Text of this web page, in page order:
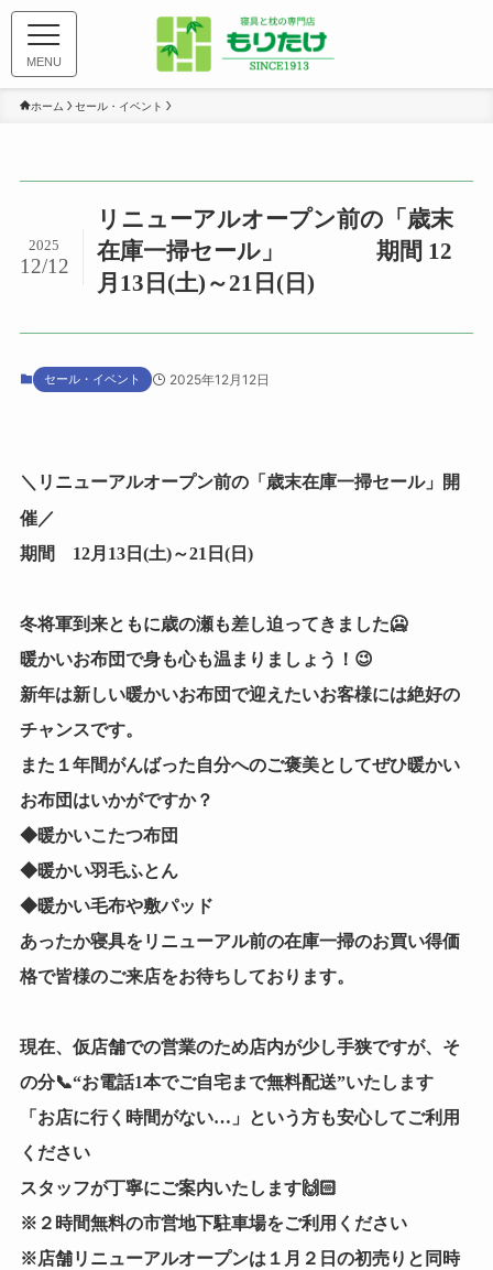
MENU
ホーム セール・イベント
リニューアルオープン前の「歳末
在庫一掃セール」 期間 12
月13日(土)～21日(日)
2025
12/12
セール・イベント 2025年12月12日
＼リニューアルオープン前の「歳末在庫一掃セール」開
催／
期間 12月13日(土)～21日(日)
冬将軍到来ともに歳の瀬も差し迫ってきました🥶
暖かいお布団で身も心も温まりましょう！😉
新年は新しい暖かいお布団で迎えたいお客様には絶好の
チャンスです。
また１年間がんばった自分へのご褒美としてぜひ暖かい
お布団はいかがですか？
◆暖かいこたつ布団
◆暖かい羽毛ふとん
◆暖かい毛布や敷パッド
あったか寝具をリニューアル前の在庫一掃のお買い得価
格で皆様のご来店をお待ちしております。
現在、仮店舗での営業のため店内が少し手狭ですが、そ
の分📞“お電話1本でご自宅まで無料配送”いたします
「お店に行く時間がない…」という方も安心してご利用
ください
スタッフが丁寧にご案内いたします🙌🏻
※２時間無料の市営地下駐車場をご利用ください
※店舗リニューアルオープンは１月２日の初売りと同時